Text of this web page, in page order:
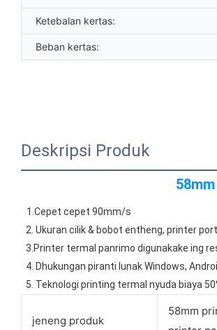
Ketebalan kertas:
Beban kertas:
Deskripsi Produk
1.Cepet cepet 90mm/s
2. Ukuran cilik & bobot entheng, printer
3.Printer termal panrimo digunakake ing
4. Dhukungan piranti lunak Windows,
5. Teknologi printing termal nyuda biaya
jeneng produk
58mm